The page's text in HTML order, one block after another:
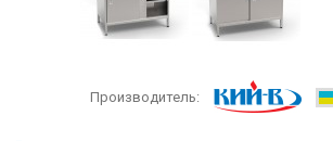
Производитель: